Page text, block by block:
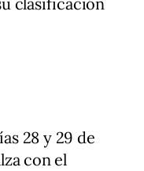
28 y 29 de
con el